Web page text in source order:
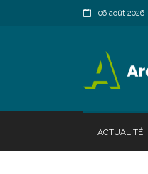
06 août 2026
ACTUALITÉ